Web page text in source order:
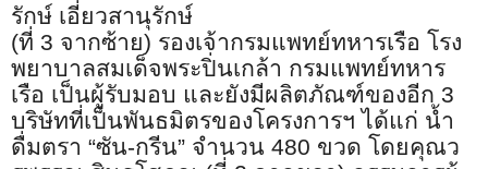
รักษ์ เอี่ยวสานุรักษ์
(ที่ 3 จากซ้าย) รองเจ้ากรมแพทย์ทหารเรือ โรง
พยาบาลสมเด็จพระปิ่นเกล้า กรมแพทย์ทหาร
เรือ เป็นผู้รับมอบ และยังมีผลิตภัณฑ์ของอีก 3
บริษัทที่เป็นพันธมิตรของโครงการฯ ได้แก่ น้ำ
ดื่มตรา “ซัน-กรีน” จำนวน 480 ขวด โดยคุณว